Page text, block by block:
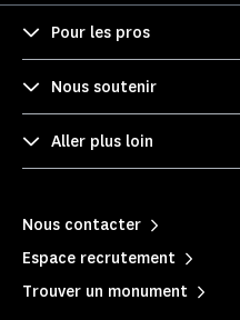
Pour les pros
Nous soutenir
Aller plus loin
Nous contacter
Espace recrutement
Trouver un monument